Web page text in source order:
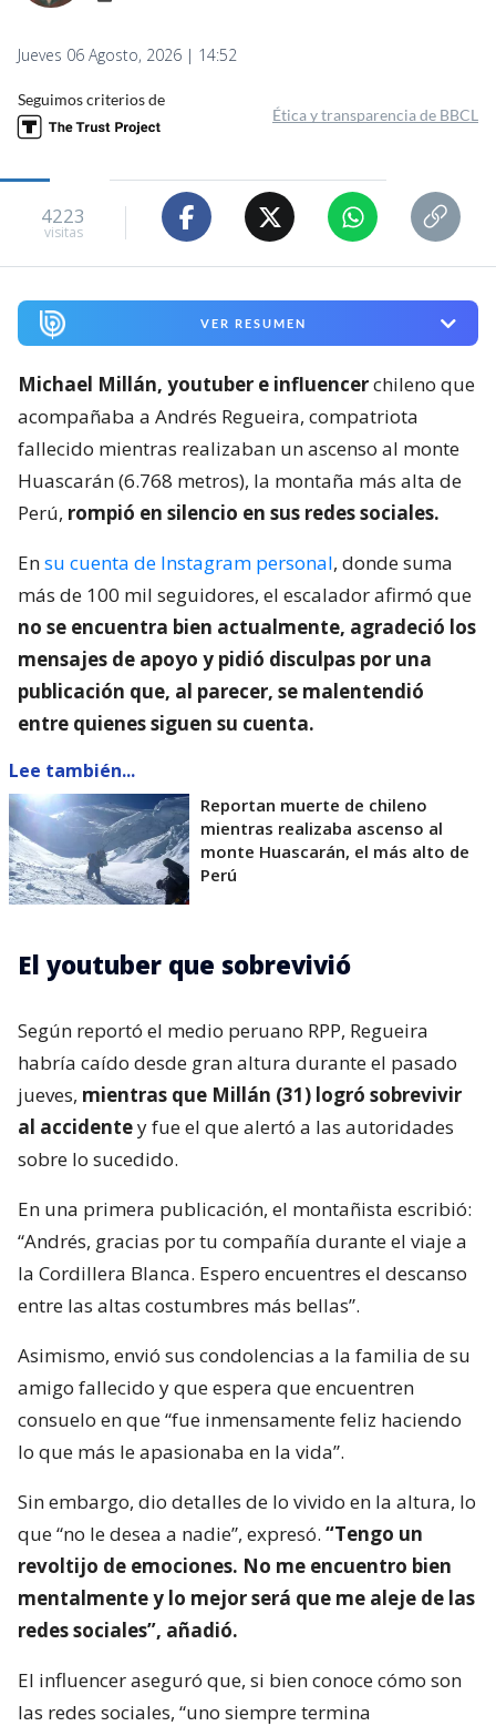
Jueves 06 Agosto, 2026 | 14:52
Seguimos criterios de
Ética y transparencia de BBCL
4223
visitas
VER RESUMEN
Michael Millán, youtuber e influencerchileno que
acompañaba a Andrés Regueira, compatriota
fallecido mientras realizaban un ascenso al monte
Huascarán (6.768 metros), la montaña más alta de
Perú, rompió en silencio en sus redes sociales.
Ensu cuenta de Instagram personal, donde suma
más de 100 mil seguidores, el escalador afirmó que
no se encuentra bien actualmente, agradeció los
mensajes de apoyo y pidió disculpas por una
publicación que, al parecer, se malentendió
entre quienes siguen su cuenta.
Lee también...
Reportan muerte de chileno
mientras realizaba ascenso al
monte Huascarán, el más alto de
Perú
El youtuber que sobrevivió
Según reportó el medio peruano RPP, Regueira
habría caído desde gran altura durante el pasado
jueves, mientras que Millán (31) logró sobrevivir
al accidentey fue el que alertó a las autoridades
sobre lo sucedido.
En una primera publicación, el montañista escribió:
“Andrés, gracias por tu compañía durante el viaje a
la Cordillera Blanca. Espero encuentres el descanso
entre las altas costumbres más bellas”.
Asimismo, envió sus condolencias a la familia de su
amigo fallecido y que espera que encuentren
consuelo en que “fue inmensamente feliz haciendo
lo que más le apasionaba en la vida”.
Sin embargo, dio detalles de lo vivido en la altura, lo
que “no le desea a nadie”, expresó. “Tengo un
revoltijo de emociones. No me encuentro bien
mentalmente y lo mejor será que me aleje de las
redes sociales”, añadió.
El influencer aseguró que, si bien conoce cómo son
las redes sociales, “uno siempre termina